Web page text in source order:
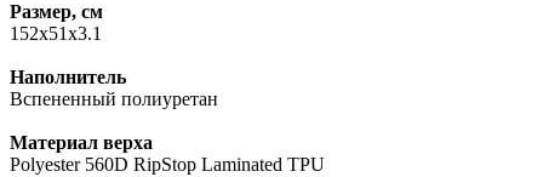
Размер, см
152х51х3.1
Наполнитель
Вспененный полиуретан
Материал верха
Polyester 560D RipStop Laminated TPU